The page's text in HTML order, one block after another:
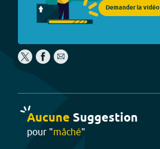
Demander la vidéo
Aucune Suggestion
pour "mâché"